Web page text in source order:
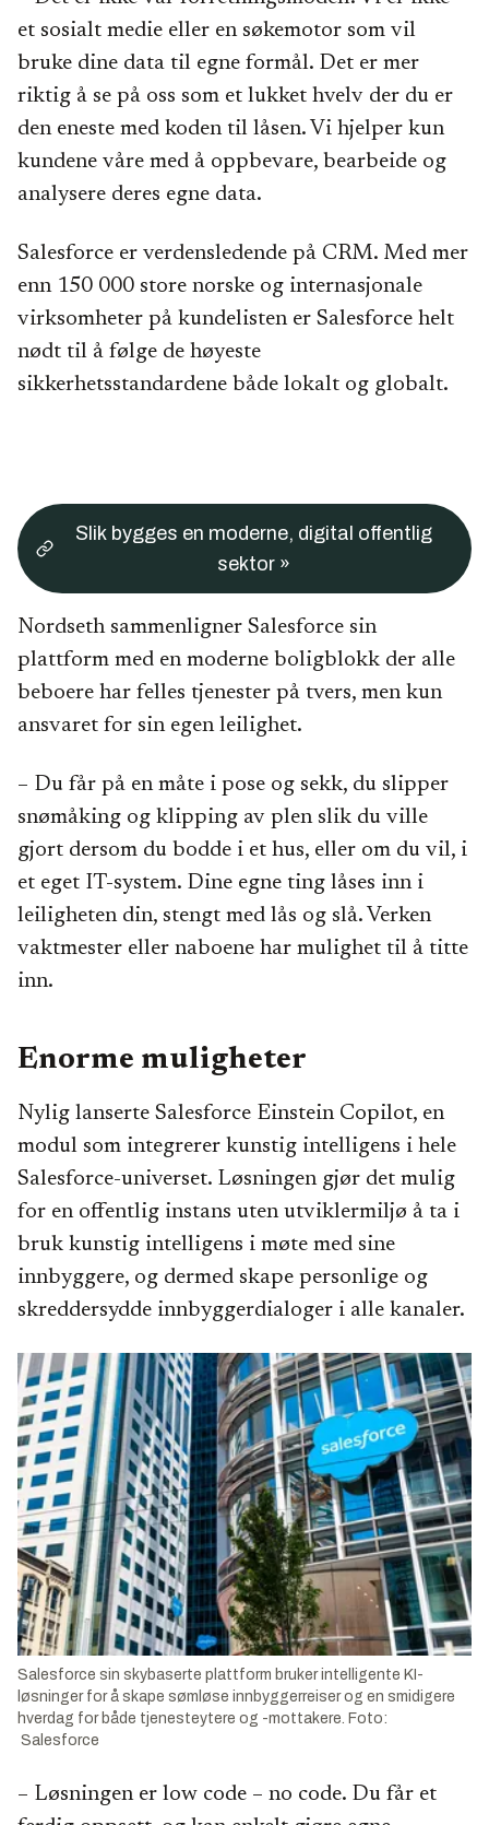
et sosialt medie eller en søkemotor som vil
bruke dine data til egne formål. Det er mer
riktig å se på oss som et lukket hvelv der du er
den eneste med koden til låsen. Vi hjelper kun
kundene våre med å oppbevare, bearbeide og
analysere deres egne data.
Salesforce er verdensledende på CRM. Med mer
enn 150 000 store norske og internasjonale
virksomheter på kundelisten er Salesforce helt
nødt til å følge de høyeste
sikkerhetsstandardene både lokalt og globalt.
Slik bygges en moderne, digital offentlig
sektor »
Nordseth sammenligner Salesforce sin
plattform med en moderne boligblokk der alle
beboere har felles tjenester på tvers, men kun
ansvaret for sin egen leilighet.
– Du får på en måte i pose og sekk, du slipper
snømåking og klipping av plen slik du ville
gjort dersom du bodde i et hus, eller om du vil, i
et eget IT-system. Dine egne ting låses inn i
leiligheten din, stengt med lås og slå. Verken
vaktmester eller naboene har mulighet til å titte
inn.
Enorme muligheter
Nylig lanserte Salesforce Einstein Copilot, en
modul som integrerer kunstig intelligens i hele
Salesforce-universet. Løsningen gjør det mulig
for en offentlig instans uten utviklermiljø å ta i
bruk kunstig intelligens i møte med sine
innbyggere, og dermed skape personlige og
skreddersydde innbyggerdialoger i alle kanaler.
Salesforce sin skybaserte plattform bruker intelligente KI-
løsninger for å skape sømløse innbyggerreiser og en smidigere
hverdag for både tjenesteytere og -mottakere. Foto:
Salesforce
– Løsningen er low code – no code. Du får et